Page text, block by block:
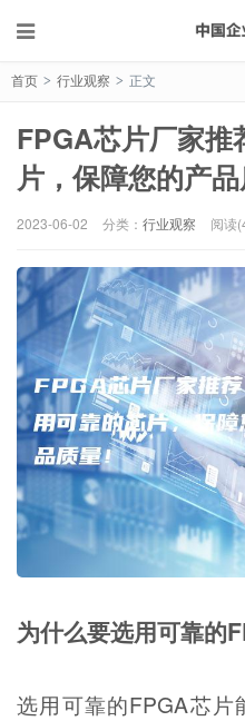
首页 > 行业观察 > 正文
FPGA芯片厂家
片，保障您的产品
2023-06-02 分类： 行业观察 阅读
为什么要选用可靠的
选用可靠的FPGA芯片